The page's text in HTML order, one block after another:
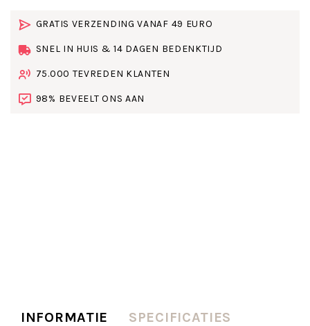
GRATIS VERZENDING VANAF 49 EURO
SNEL IN HUIS & 14 DAGEN BEDENKTIJD
75.000 TEVREDEN KLANTEN
98% BEVEELT ONS AAN
INFORMATIE SPECIFICATIES